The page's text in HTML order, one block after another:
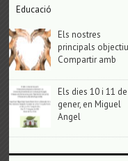
Educació
Els nostres
principals
Compartir amb
Els dies 10 i 11 de
gener, en Miguel
Angel